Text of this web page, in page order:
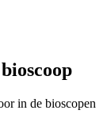
in de bioscopen